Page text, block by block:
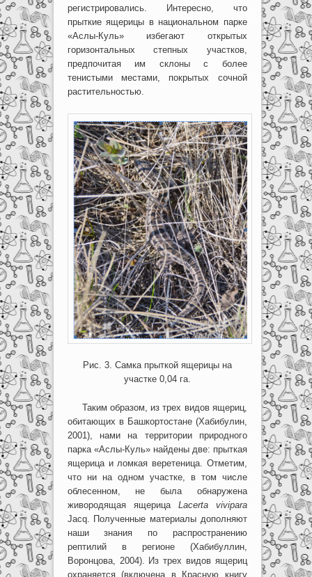
регистрировались. Интересно, что
прыткие ящерицы в национальном парке
«Аслы-Куль» избегают открытых
горизонтальных степных участков,
предпочитая им склоны с более
тенистыми местами, покрытых сочной
растительностью.
Рис. 3. Самка прыткой ящерицы на
участке 0,04 га.
Таким образом, из трех видов ящериц,
обитающих в Башкортостане (Хабибулин,
2001), нами на территории природного
парка «Аслы-Куль» найдены две: прыткая
ящерица и ломкая веретеница. Отметим,
что ни на одном участке, в том числе
облесенном, не была обнаружена
живородящая ящерица Lacerta
vivipara
Jacq. Полученные материалы дополняют
наши знания по распространению
рептилий в регионе (Хабибуллин,
Воронцова, 2004). Из трех видов ящериц
охраняется (включена в Красную книгу